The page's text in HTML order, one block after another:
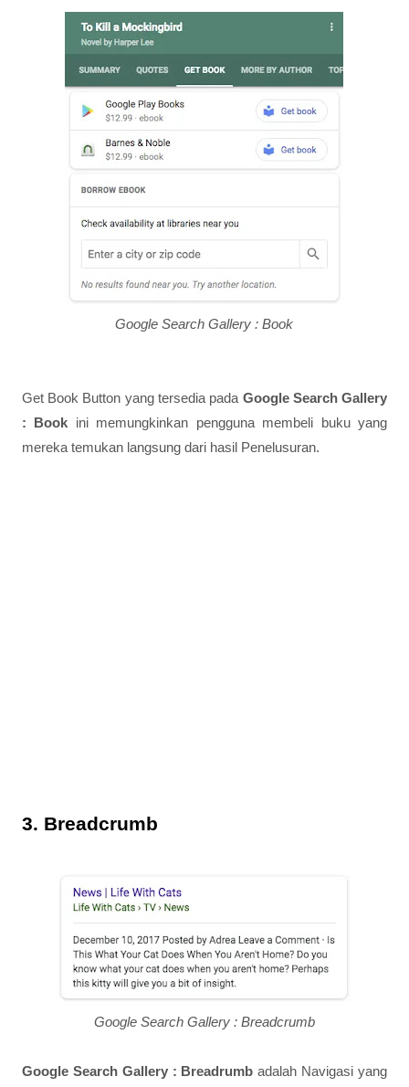
Google Search Gallery : Book
Get Book Button yang tersedia pada Google Search Gallery
: Book ini memungkinkan pengguna membeli buku yang
mereka temukan langsung dari hasil Penelusuran.
3. Breadcrumb
Google Search Gallery : Breadcrumb
Google Search Gallery : Breadrumb adalah Navigasi yang